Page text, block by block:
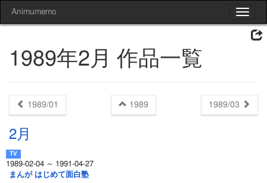
Toggle
Animumemo
1989年2月 作品一覧
1989/01 1989 1989/03
2月
1989-02-04 ～ 1991-04-27
まんが はじめて面白塾